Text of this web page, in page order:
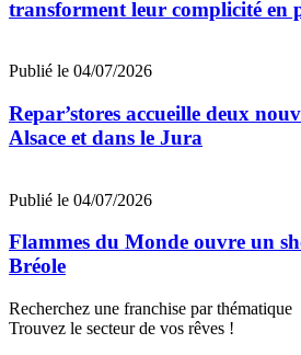
transforment leur complicité en
Publié le 04/07/2026
Repar’stores accueille deux
Alsace et dans le Jura
Publié le 04/07/2026
Flammes du Monde ouvre un
Bréole
Recherchez une franchise par thématique
Trouvez le secteur de vos rêves !